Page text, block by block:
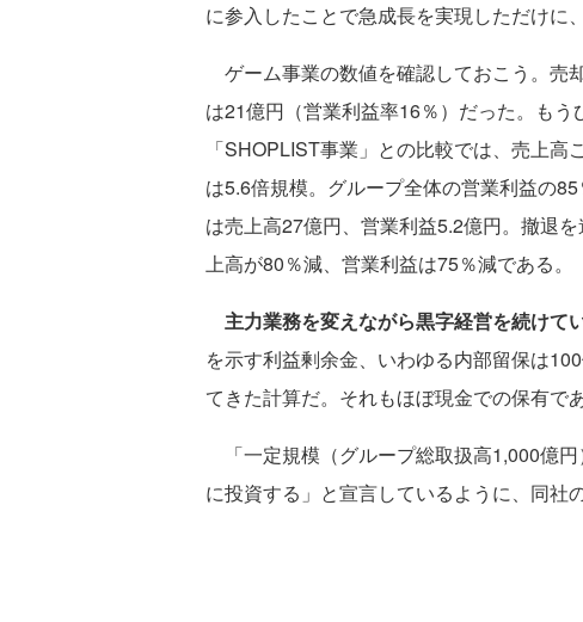
に参入したことで急成長を実現しただけに
ゲーム事業の数値を確認しておこう。売
は21億円（営業利益率16％）だった。も
「SHOPLIST事業」との比較では、売上
は5.6倍規模。グループ全体の営業利益の
は売上高27億円、営業利益5.2億円。撤退
上高が80％減、営業利益は75％減である。
主力業務を変えながら黒字経営を続けて
を示す利益剰余金、いわゆる内部留保は
てきた計算だ。それもほぼ現金での保有であ
「一定規模（グループ総取扱高1,000億
に投資する」と宣言しているように、同社